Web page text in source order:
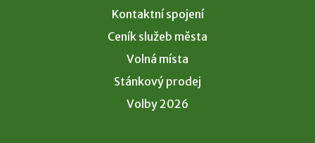
Kontaktní spojení
Ceník služeb města
Volná místa
Stánkový prodej
Volby 2026